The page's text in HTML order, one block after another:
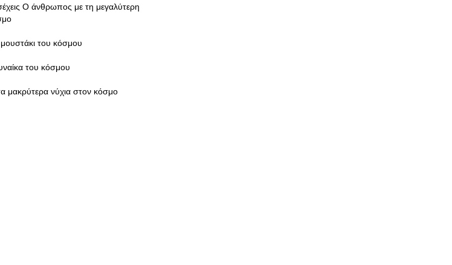
Ο άνθρωπος με τη μεγαλύτερη
του κόσμου
του κόσμου
μακρύτερα νύχια στον κόσμο